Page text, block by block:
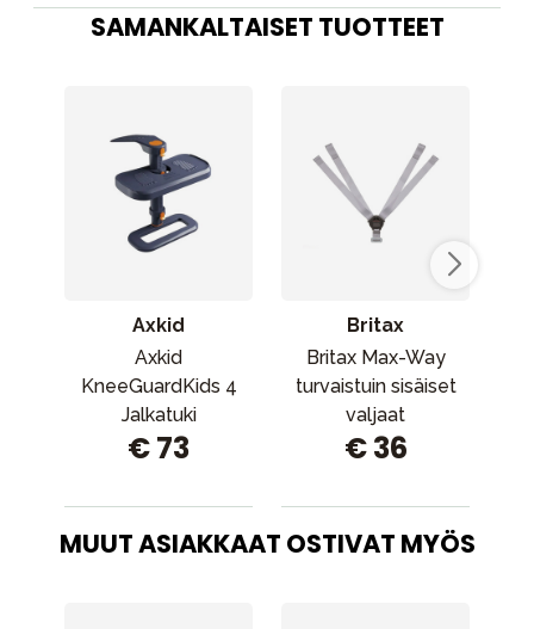
SAMANKALTAISET TUOTTEET
Axkid
Axkid
KneeGuardKids 4
Jalkatuki
turvaistuimeen
€ 73
Britax
Britax Max-Way
turvaistuin sisäiset
valjaat
€ 36
MUUT ASIAKKAAT OSTIVAT MYÖS